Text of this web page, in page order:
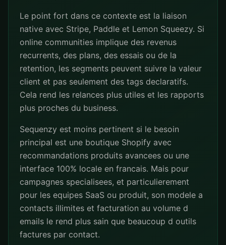
Le point fort dans ce contexte est la liaison
native avec Stripe, Paddle et Lemon Squeezy. Si
online communities implique des revenus
recurrents, des plans, des essais ou de la
retention, les segments peuvent suivre la valeur
client et pas seulement des tags declaratifs.
Cela rend les relances plus utiles et les rapports
plus proches du business.
Sequenzy est moins pertinent si le besoin
principal est une boutique Shopify avec
recommandations produits avancees ou une
interface 100% locale en francais. Mais pour
campagnes specialisees, et particulierement
pour les equipes SaaS ou produit, son modele a
contacts illimites et facturation au volume d
emails le rend plus sain que beaucoup d outils
factures par contact.